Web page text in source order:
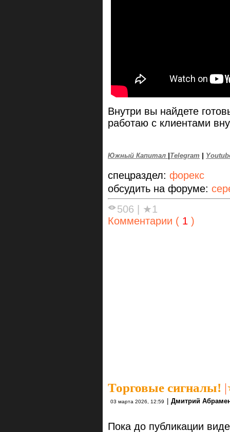
Внутри вы найдете
работаю с клиентами
Южный Капитал Telegram
спецраздел: форекс
обсудить на форуме:
506 | ★1
Комментарии ( 1 )
Торговые сигналы! |
03 марта 2026, 12:59 | Дмитрий
Пока до публикации